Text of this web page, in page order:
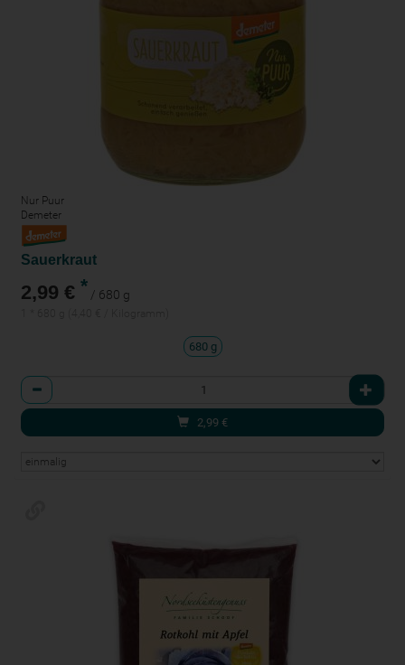
Nur Puur
Demeter
Sauerkraut
2,99 € * / 680 g
680 g
Anzahl
2,99 €